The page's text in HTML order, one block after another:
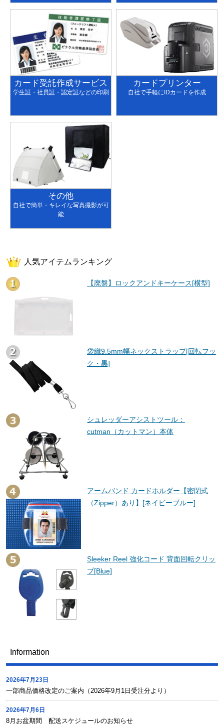
カード受託作成サービス
学生証・社員証・認定証などの印刷
カードプリンター
自社で手軽にIDカードを作成
その他
自社で簡単・キレイな写真撮影が可
能
人気アイテムランキング
【廃盤】ロックアンドキーケース[横型]
袋織9.5mm幅ネックストラップ[回転フッ
ク・黒]
シュレッダーアシストツール：
cutman（カットマン）本体
アームバンド カードホルダー【密閉式
（Zipper）あり】[ネイビーブルー]
Sleeker Reel 強化コード 背面回転クリッ
プ[Blue]
Information
2026年7月23日
一部商品価格改定のご案内（2026年9月1日受注分より）
2026年7月6日
8月お盆期間 配送スケジュールのお知らせ